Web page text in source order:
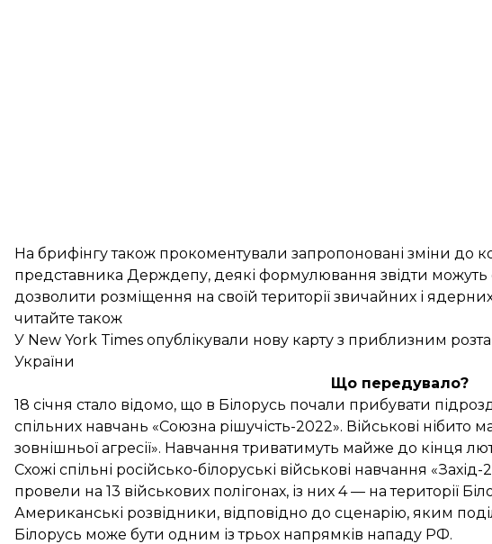
На брифінгу також прокоментували запропоновані зміни до
представника Держдепу, деякі формулювання звідти можуть
дозволити розміщення на своїй території звичайних і ядерних
читайте також
У New York Times опублікували нову карту з приблизним
України
Що передувало?
18 січня стало відомо, що в Білорусь почали прибувати
спільних навчань «Союзна рішучість-2022». Військові нібито
зовнішньої агресії». Навчання триватимуть майже до кінця
Схожі спільні російсько-білоруські військові навчання «Захід-
провели на 13 військових полігонах, із них 4 — на території
Американські розвідники, відповідно до сценарію, яким
Білорусь може бути одним із трьох напрямків нападу РФ.